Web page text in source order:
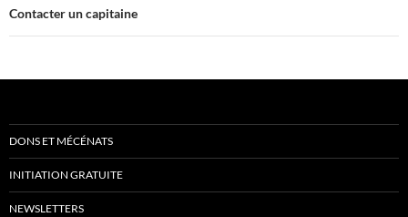
Contacter un capitaine
DONS ET MÉCÉNATS
INITIATION GRATUITE
NEWSLETTERS